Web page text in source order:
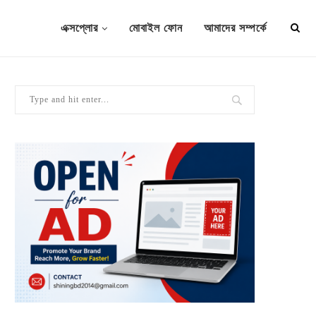
এক্সপ্লোর মোবাইল ফোন আমাদের সম্পর্কে